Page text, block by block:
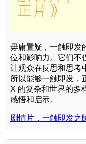
毋庸置疑，一触即发
位和影响力。它们不
让观众在反思和思考
所以能够一触即发，
X 的复杂和世界的多
感悟和启示。
剧情片，一触即发之